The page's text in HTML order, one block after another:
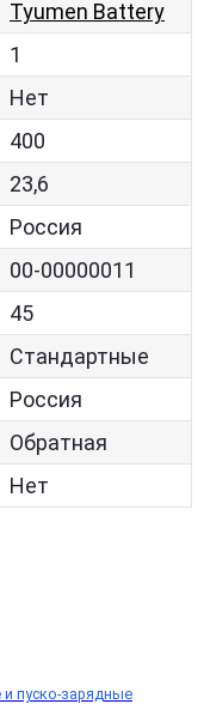
Tyumen Battery
1
Нет
400
23,6
Россия
00-00000011
45
Стандартные
Россия
Обратная
Нет
пуско-зарядные